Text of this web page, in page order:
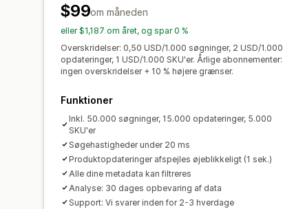
$99om måneden
eller $1,187 om året, og spar 0 %
Overskridelser: 0,50 USD/1.000 søgninger, 2 USD/1.000
opdateringer, 1 USD/1.000 SKU'er. Årlige abonnementer:
ingen overskridelser + 10 % højere grænser.
Funktioner
Inkl. 50.000 søgninger, 15.000 opdateringer, 5.000
SKU'er
Søgehastigheder under 20 ms
Produktopdateringer afspejles øjeblikkeligt (1 sek.)
Alle dine metadata kan filtreres
Analyse: 30 dages opbevaring af data
Support: Vi svarer inden for 2-3 hverdage